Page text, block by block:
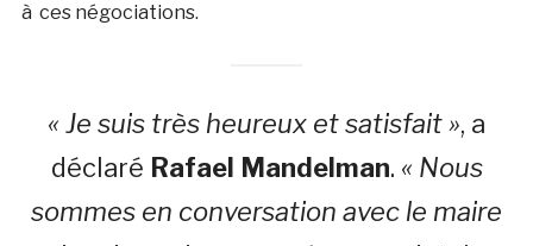
à ces négociations.
« Je suis très heureux et satisfait », a
déclaré Rafael Mandelman. « Nous
sommes en conversation avec le maire